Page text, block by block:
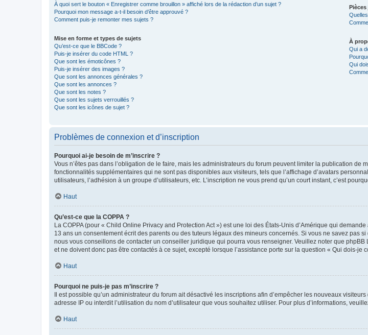
À quoi sert le bouton « Enregistrer comme brouillon » affiché lors de la rédaction d’un sujet ?
Pourquoi mon message a-t-il besoin d’être approuvé ?
Comment puis-je remonter mes sujets ?
Mise en forme et types de sujets
Qu’est-ce que le BBCode ?
Puis-je insérer du code HTML ?
Que sont les émoticônes ?
Puis-je insérer des images ?
Que sont les annonces générales ?
Que sont les annonces ?
Que sont les notes ?
Que sont les sujets verrouillés ?
Que sont les icônes de sujet ?
À
Qui a
Qui
Problèmes de connexion et d’inscription
Pourquoi ai-je besoin de m’inscrire ?
Vous n’êtes pas dans l’obligation de le faire, mais les administrateurs du forum peuvent limiter la publication
fonctionnalités supplémentaires qui ne sont pas disponibles aux visiteurs, tels que l’affichage d’avatars
utilisateurs, l’adhésion à un groupe d’utilisateurs, etc. L’inscription ne vous prend qu’un court instant, c’est
Haut
Qu’est-ce que la COPPA ?
La COPPA (pour « Child Online Privacy and Protection Act ») est une loi des États-Unis d’Amérique qui
13 ans un consentement écrit des parents ou des tuteurs légaux des mineurs concernés. Si vous ne savez pas
nous vous conseillons de contacter un conseiller juridique qui pourra vous renseigner. Veuillez noter que
et ne doivent donc pas être contactés à ce sujet, excepté lorsque l’assistance porte sur la question « Qui dois-je
Haut
Pourquoi ne puis-je pas m’inscrire ?
Il est possible qu’un administrateur du forum ait désactivé les inscriptions afin d’empêcher les nouveaux
adresse IP ou interdit l’utilisation du nom d’utilisateur que vous souhaitez utiliser. Pour plus d’informations,
Haut